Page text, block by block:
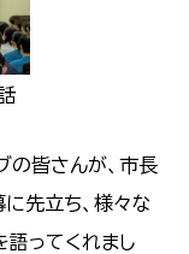
の皆さんが、市長
先立ち、様々な
語ってくれまし